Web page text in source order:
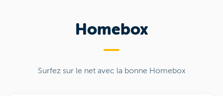
Homebox
Surfez sur le net avec la bonne Homebox